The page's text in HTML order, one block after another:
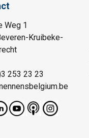
Weg 1
Kruibeke-
253 23 23